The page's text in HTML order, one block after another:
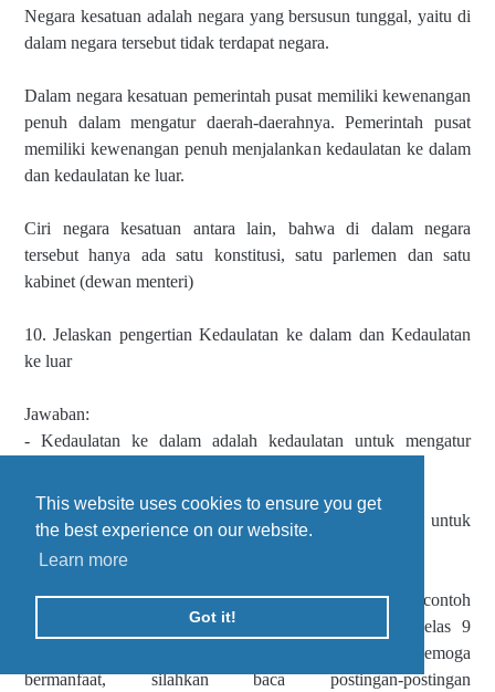
This website uses cookies to ensure you get
the best experience on our website.
Learn more
Got it!
Negara kesatuan adalah negara yang bersusun tunggal, yaitu di
dalam negara tersebut tidak terdapat negara.
Dalam negara kesatuan pemerintah pusat memiliki kewenangan
penuh dalam mengatur daerah-daerahnya. Pemerintah pusat
memiliki kewenangan penuh menjalankan kedaulatan ke dalam
dan kedaulatan ke luar.
Ciri negara kesatuan antara lain, bahwa di dalam negara
tersebut hanya ada satu konstitusi, satu parlemen dan satu
kabinet (dewan menteri)
10. Jelaskan pengertian Kedaulatan ke dalam dan Kedaulatan
ke luar
Jawaban:
- Kedaulatan ke dalam adalah kedaulatan untuk mengatur
- Kedaulatan ke luar adalah kekuadaan tertinggi untuk
Demikian postingan Sekolahmuonline yang menyajikan contoh
Soal PTS/UTS Semester 1 mata pelajaran PPKn Kelas 9
SMP/MTs lengkap dengan Kunci Jawabannya. Semoga
bermanfaat, silahkan baca postingan-postingan